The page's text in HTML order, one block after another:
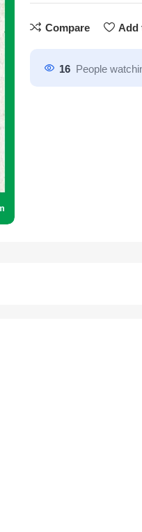
Compare Add
16 People